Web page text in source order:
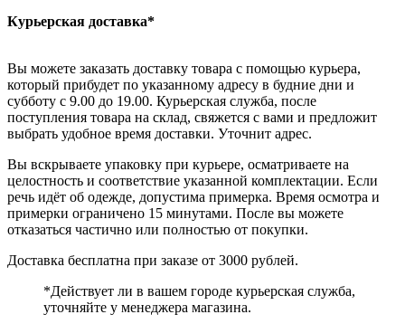
Курьерская доставка*
Вы можете заказать доставку товара с помощью курьера,
который прибудет по указанному адресу в будние дни и
субботу с 9.00 до 19.00. Курьерская служба, после
поступления товара на склад, свяжется с вами и предложит
выбрать удобное время доставки. Уточнит адрес.
Вы вскрываете упаковку при курьере, осматриваете на
целостность и соответствие указанной комплектации. Если
речь идёт об одежде, допустима примерка. Время осмотра и
примерки ограничено 15 минутами. После вы можете
отказаться частично или полностью от покупки.
Доставка бесплатна при заказе от 3000 рублей.
*Действует ли в вашем городе курьерская служба,
уточняйте у менеджера магазина.